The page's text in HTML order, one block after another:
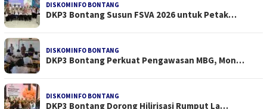
DISKOMINFO BONTANG
DKP3 Bontang Susun FSVA 2026 untuk Petak…
DISKOMINFO BONTANG
DKP3 Bontang Perkuat Pengawasan MBG, Mon…
DISKOMINFO BONTANG
DKP3 Bontang Dorong Hilirisasi Rumput La…